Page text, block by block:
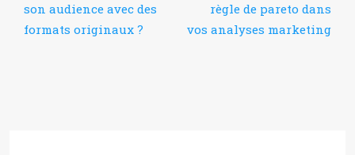
son audience avec des
formats originaux ?
règle de pareto dans
vos analyses marketing